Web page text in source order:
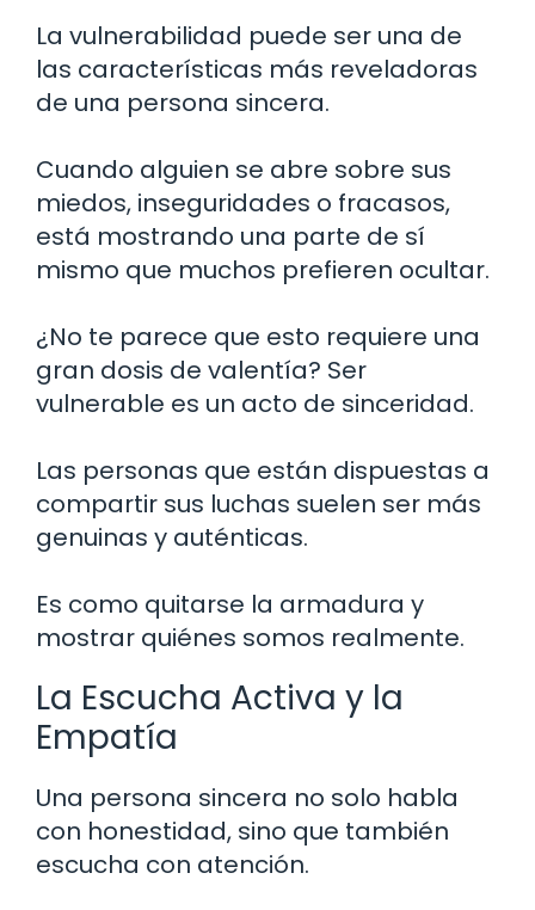
La vulnerabilidad puede ser una de
las características más reveladoras
de una persona sincera.
Cuando alguien se abre sobre sus
miedos, inseguridades o fracasos,
está mostrando una parte de sí
mismo que muchos prefieren ocultar.
¿No te parece que esto requiere una
gran dosis de valentía? Ser
vulnerable es un acto de sinceridad.
Las personas que están dispuestas a
compartir sus luchas suelen ser más
genuinas y auténticas.
Es como quitarse la armadura y
mostrar quiénes somos realmente.
La Escucha Activa y la
Empatía
Una persona sincera no solo habla
con honestidad, sino que también
escucha con atención.